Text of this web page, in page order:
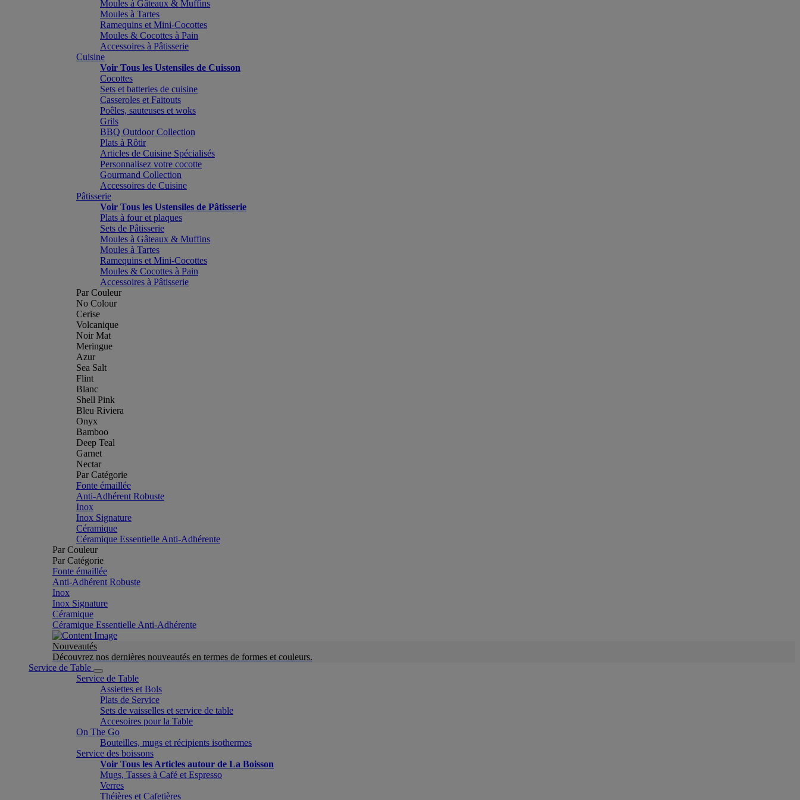
Moules à Gâteaux & Muffins
Moules à Tartes
Ramequins et Mini-Cocottes
Moules & Cocottes à Pain
Accessoires à Pâtisserie
Cuisine
Voir Tous les Ustensiles de Cuisson
Cocottes
Sets et batteries de cuisine
Casseroles et Faitouts
Poêles, sauteuses et woks
Grils
BBQ Outdoor Collection
Plats à Rôtir
Articles de Cuisine Spécialisés
Personnalisez votre cocotte
Gourmand Collection
Accessoires de Cuisine
Pâtisserie
Voir Tous les Ustensiles de Pâtisserie
Plats à four et plaques
Sets de Pâtisserie
Moules à Gâteaux & Muffins
Moules à Tartes
Ramequins et Mini-Cocottes
Moules & Cocottes à Pain
Accessoires à Pâtisserie
Par Couleur
No Colour
Cerise
Volcanique
Noir Mat
Meringue
Azur
Sea Salt
Flint
Blanc
Shell Pink
Bleu Riviera
Onyx
Bamboo
Deep Teal
Garnet
Nectar
Par Catégorie
Fonte émaillée
Anti-Adhérent Robuste
Inox
Inox Signature
Céramique
Céramique Essentielle Anti-Adhérente
Par Couleur
Par Catégorie
Fonte émaillée
Anti-Adhérent Robuste
Inox
Inox Signature
Céramique
Céramique Essentielle Anti-Adhérente
Nouveautés
Découvrez nos dernières nouveautés en termes de formes et couleurs.
Service de Table
Service de Table
Assiettes et Bols
Plats de Service
Sets de vaisselles et service de table
Accesoires pour la Table
On The Go
Bouteilles, mugs et récipients isothermes
Service des boissons
Voir Tous les Articles autour de La Boisson
Mugs, Tasses à Café et Espresso
Verres
Théières et Cafetières